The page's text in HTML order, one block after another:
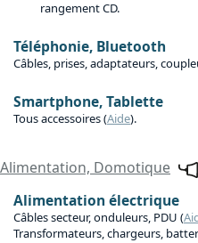
rangement CD.
Téléphonie, Bluetooth
Câbles, prises, adaptateurs,
Smartphone, Tablette
Tous accessoires (Aide).
Alimentation, Domotique
Alimentation électrique
Câbles secteur, onduleurs, PDU (
Transformateurs, chargeurs,